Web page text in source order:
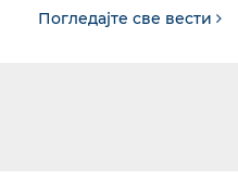
Погледајте све вести